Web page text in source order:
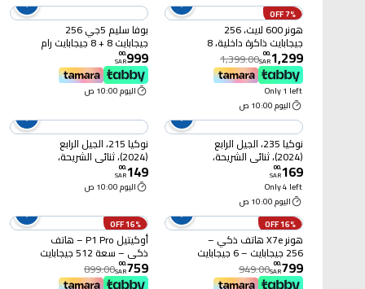
7% OFF
هونر 600 لايت، 256
جيجابايت ذاكرة داخلية، 8
جيجابايت رام، 5 جي، رمادي
1,299
.
00
SAR
1,399.00
Only 1 left
اليوم 10:00 ص
بوفا سليم 5جي 256
جيجابايت 8 + 8 جيجابايت رام
اسود رائع
999
.
00
SAR
اليوم 10:00 ص
نوكيا 235، الجيل الرابع
(2024)، ثنائي الشريحة،
بنفسجي
169
.
00
SAR
Only 4 left
اليوم 10:00 ص
نوكيا 215، الجيل الرابع
(2024)، ثنائي الشريحة،
خوخي
149
.
00
SAR
اليوم 10:00 ص
16% OFF
هونر X7e هاتف ذكي –
256 جيجابايت – 6 جيجابايت
رام – 4G – أسود
799
.
00
SAR
949.00
16% OFF
أوكيتيل P1 Pro – هاتف
ذكي – سعة 512 جيجابايت
فضي
759
.
00
SAR
899.00